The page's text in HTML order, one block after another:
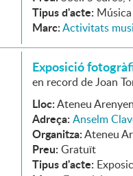
Tipus d'acte: Música
Marc:Activitats
Exposició
en record de Joan
Lloc:Ateneu
Adreça: Anselm
Organitza:Ateneu
Preu: Gratuït
Tipus d'acte: